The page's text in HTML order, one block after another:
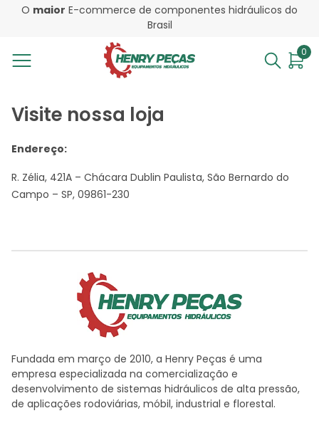
O maior E-commerce de componentes hidráulicos do
Brasil
0
Visite nossa loja
Endereço:
R. Zélia, 421A – Chácara Dublin Paulista, São Bernardo do
Campo – SP, 09861-230
Fundada em março de 2010, a Henry Peças é uma
empresa especializada na comercialização e
desenvolvimento de sistemas hidráulicos de alta pressão,
de aplicações rodoviárias, móbil, industrial e florestal.